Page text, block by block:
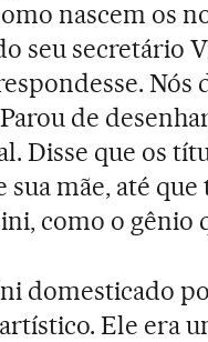
nascem os
seu secretário
Nós
de
Disse que os
mãe, até
como o gênio
domesticado
Ele era